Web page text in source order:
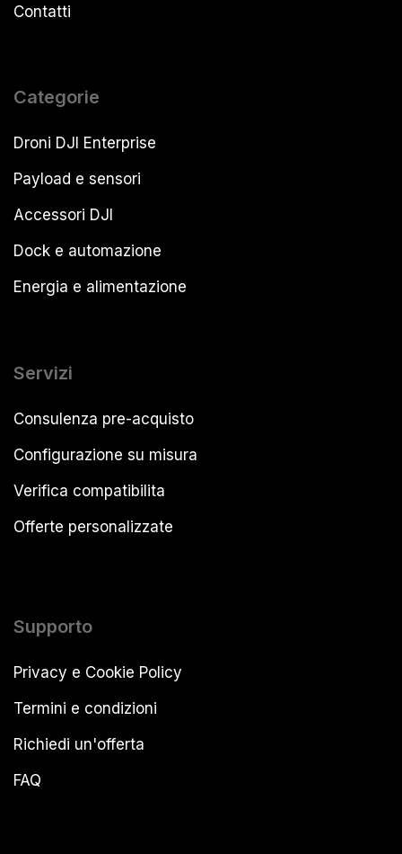
Contatti
Categorie
Droni DJI Enterprise
Payload e sensori
Accessori DJI
Dock e automazione
Energia e alimentazione
Servizi
Consulenza pre-acquisto
Configurazione su misura
Verifica compatibilita
Offerte personalizzate
Supporto
Privacy e Cookie Policy
Termini e condizioni
Richiedi un'offerta
FAQ